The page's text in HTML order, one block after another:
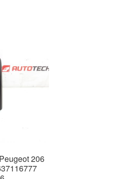
206